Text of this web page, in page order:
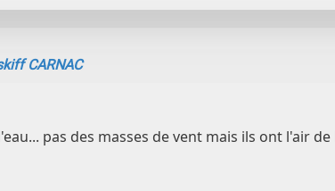
CARNAC
pas des masses de vent mais ils ont l'air